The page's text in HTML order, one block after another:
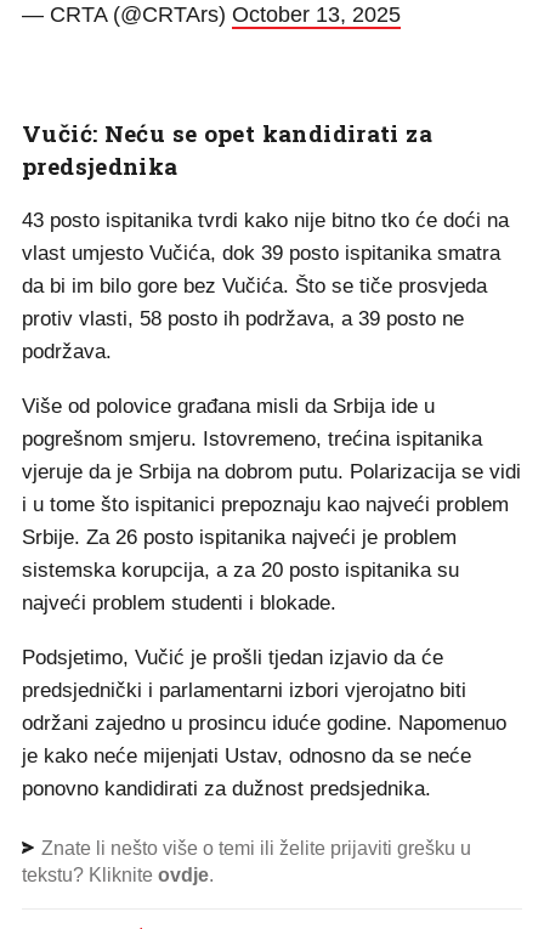
— CRTA (@CRTArs) October 13, 2025
Vučić: Neću se opet kandidirati za
predsjednika
43 posto ispitanika tvrdi kako nije bitno tko će doći na
vlast umjesto Vučića, dok 39 posto ispitanika smatra
da bi im bilo gore bez Vučića. Što se tiče prosvjeda
protiv vlasti, 58 posto ih podržava, a 39 posto ne
podržava.
Više od polovice građana misli da Srbija ide u
pogrešnom smjeru. Istovremeno, trećina ispitanika
vjeruje da je Srbija na dobrom putu. Polarizacija se vidi
i u tome što ispitanici prepoznaju kao najveći problem
Srbije. Za 26 posto ispitanika najveći je problem
sistemska korupcija, a za 20 posto ispitanika su
najveći problem studenti i blokade.
Podsjetimo, Vučić je prošli tjedan izjavio da će
predsjednički i parlamentarni izbori vjerojatno biti
održani zajedno u prosincu iduće godine. Napomenuo
je kako neće mijenjati Ustav, odnosno da se neće
ponovno kandidirati za dužnost predsjednika.
Znate li nešto više o temi ili želite prijaviti grešku u
tekstu? Kliknite ovdje.